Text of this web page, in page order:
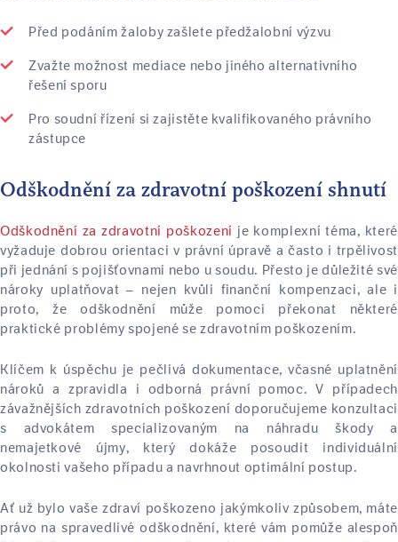
Před podáním žaloby zašlete předžalobní výzvu
Zvažte možnost mediace nebo jiného alternativního
řešení sporu
Pro soudní řízení si zajistěte kvalifikovaného právního
zástupce
Odškodnění za zdravotní poškození shnutí
Odškodnění za zdravotní poškození je komplexní téma, které
vyžaduje dobrou orientaci v právní úpravě a často i trpělivost
při jednání s pojišťovnami nebo u soudu. Přesto je důležité své
nároky uplatňovat – nejen kvůli finanční kompenzaci, ale i
proto, že odškodnění může pomoci překonat některé
praktické problémy spojené se zdravotním poškozením.
Klíčem k úspěchu je pečlivá dokumentace, včasné uplatnění
nároků a zpravidla i odborná právní pomoc. V případech
závažnějších zdravotních poškození doporučujeme konzultaci
s advokátem specializovaným na náhradu škody a
nemajetkové újmy, který dokáže posoudit individuální
okolnosti vašeho případu a navrhnout optimální postup.
Ať už bylo vaše zdraví poškozeno jakýmkoliv způsobem, máte
právo na spravedlivé odškodnění, které vám pomůže alespoň